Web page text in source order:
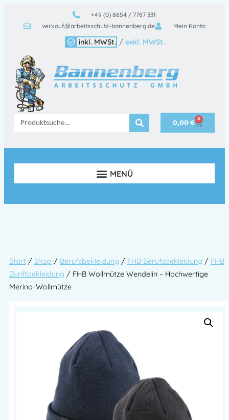
+49 (0) 8654 / 7787 331
verkauf@arbeitsschutz-bannenberg.de
Mein Konto
inkl. MWSt. / exkl. MWSt.
0,00€ 0
Start / Shop / Berufsbekleidung / FHB Berufsbekleidung / FHB
Zunftbekleidung / FHB Wollmütze Wendelin – Hochwertige
Merino-Wollmütze